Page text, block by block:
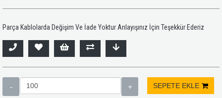
Parça Kablolarda Değişim Ve İade Yoktur Anlayışınız İçin Teşekkür Ederiz